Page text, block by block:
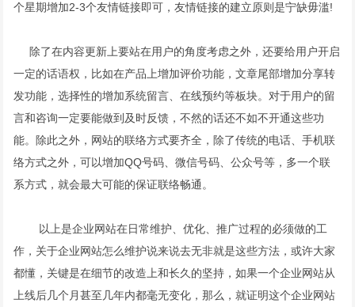
个星期增加2-3个友情链接即可，友情链接的建立原则是宁缺毋滥!
除了在内容更新上要站在用户的角度考虑之外，还要给用户开启
一定的话语权，比如在产品上增加评价功能，文章尾部增加分享转
发功能，选择性的增加系统留言、在线预约等板块。对于用户的留
言和咨询一定要能做到及时反馈，不然的话还不如不开通这些功
能。除此之外，网站的联络方式要齐全，除了传统的电话、手机联
络方式之外，可以增加QQ号码、微信号码、公众号等，多一个联
系方式，就会最大可能的保证联络畅通。
以上是企业网站在日常维护、优化、推广过程的必须做的工
作，关于企业网站怎么维护说来说去无非就是这些方法，或许大家
都懂，关键是在细节的改造上和长久的坚持，如果一个企业网站从
上线后几个月甚至几年内都毫无变化，那么，就证明这个企业网站